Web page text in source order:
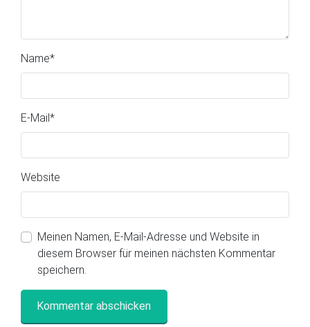
Name*
E-Mail*
Website
Meinen Namen, E-Mail-Adresse und Website in
diesem Browser für meinen nächsten Kommentar
speichern.